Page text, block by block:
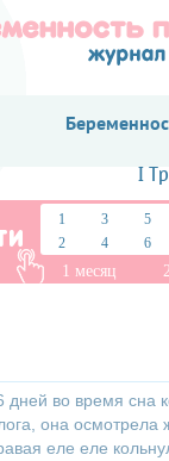
I
1 3 5
2
4 6
1 месяц
дней во время сна
она осмотрела
еле еле